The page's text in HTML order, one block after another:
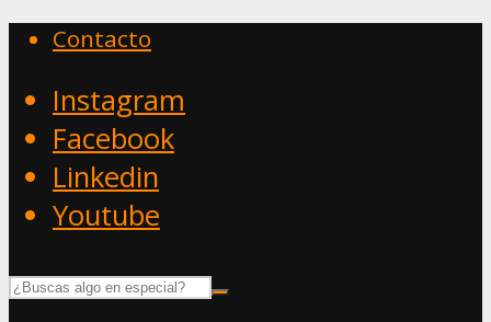
Contacto
Instagram
Facebook
Linkedin
Youtube